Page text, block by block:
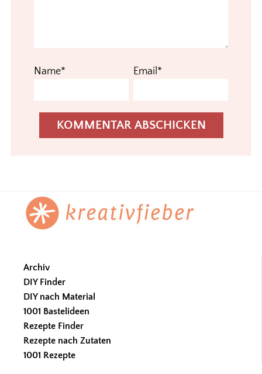
Name* Email*
Footer
Archiv
DIY Finder
DIY nach Material
1001 Bastelideen
Rezepte Finder
Rezepte nach Zutaten
1001 Rezepte